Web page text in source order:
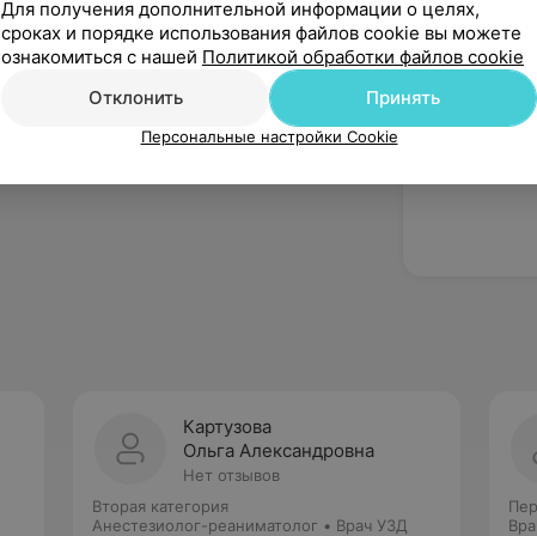
Картузова
Ольга Александровна
Нет отзывов
Вторая категория
Анестезиолог-реаниматолог • Врач УЗД
Для получения дополнительной информации о целях,
сроках и порядке использования файлов cookie вы можете
ознакомиться с нашей Политикой обработки файлов cookie
Отклонить
Принять
Персональные настройки Cookie